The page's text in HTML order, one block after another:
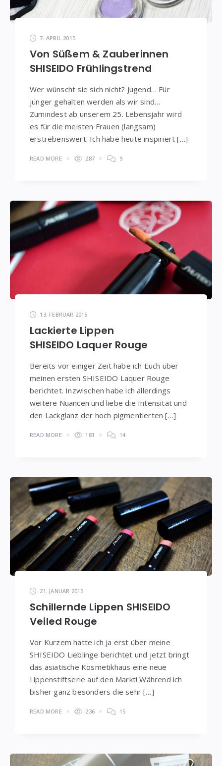
7. APRIL 2015
Von Süßem & Zauberinnen
SHISEIDO Frühlingstrend
Wer wünscht sie sich nicht? Jugend… Für
jünger gehalten werden als wir sind…
Zumindest ab unserem 25. Lebensjahr wird
es für die meisten Frauen (langsam)
erstrebenswert. Ich habe heute inspiriert […]
READ MORE 287 9
13. FEBRUAR 2015
Lackierte Lippen
SHISEIDO Laquer Rouge
Bereits vor einiger Zeit habe ich Euch über
meinen ersten SHISEIDO Laquer Rouge
berichtet. Inzwischen habe ich allerdings
weitere Nuancen und liebe die Intensität und
den Lackglanz der hoch pigmentierten […]
READ MORE 181 14
21. JANUAR 2015
Schillernde Lippen SHISEIDO
Veiled Rouge
Vor Kurzem hatte ich ja erst über meine
SHISEIDO Lieblinge berichtet und jetzt bringt
das asiatische Kosmetikhaus eine neue
Lippenstiftserie auf den Markt! Während ich
bisher ganz besonders die sehr […]
READ MORE 236 15